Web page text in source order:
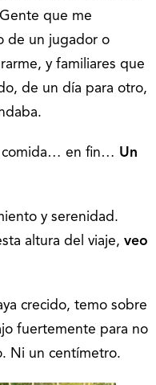
que me
de un jugador o
y familiares que
de un día para otro,
comida… en fin… Un
y serenidad.
altura del viaje, veo
crecido, temo sobre
fuertemente para no
Ni un centímetro.